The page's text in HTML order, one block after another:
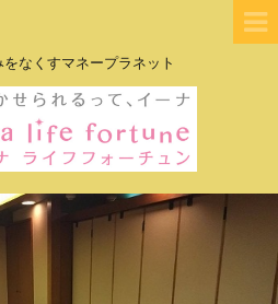
なくすマネープラネット